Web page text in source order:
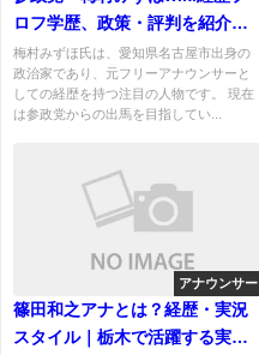
ロフ学歴、政策・評判を紹介！
夫や子供についても！
梅村みずほ氏は、愛知県名古屋市出身の
政治家であり、元フリーアナウンサーと
しての経歴を持つ注目の人物です。 現在
は参政党からの出馬を目指してい...
アナウンサー
篠田和之アナとは？経歴・実況
スタイル｜栃木で活躍する実力